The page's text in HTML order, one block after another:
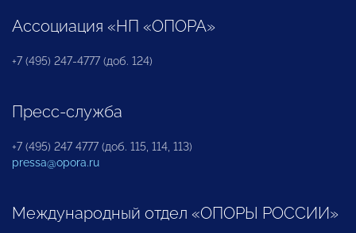
Ассоциация «НП «ОПОРА»
+7 (495) 247-4777 (доб. 124)
Пресс-служба
+7 (495) 247 4777 (доб. 115, 114, 113)
pressa@opora.ru
Международный отдел «ОПОРЫ РОССИИ»